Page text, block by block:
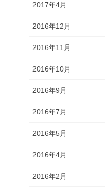
-p zabbix
2017年4月
2016年12月
2016年11月
2016年10月
2016年9月
2016年7月
2016年5月
2016年4月
2016年2月